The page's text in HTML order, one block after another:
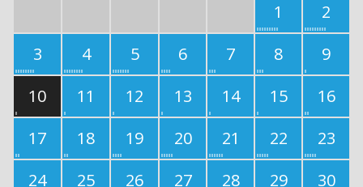
1
2
3
4 5 6 7 8
9
10
11 12 13 14 15
16
17
18 19 20 21 22
23
24
25 26 27 28 29
30